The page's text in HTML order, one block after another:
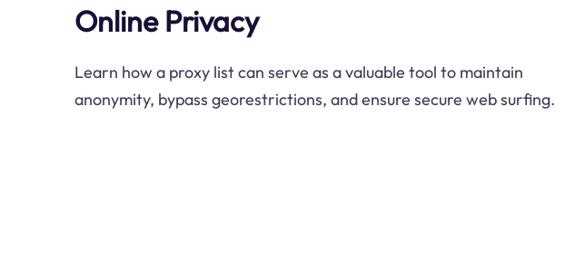
Online Privacy
Learn how a proxy list can serve as a valuable tool to maintain
anonymity, bypass georestrictions, and ensure secure web surfing.